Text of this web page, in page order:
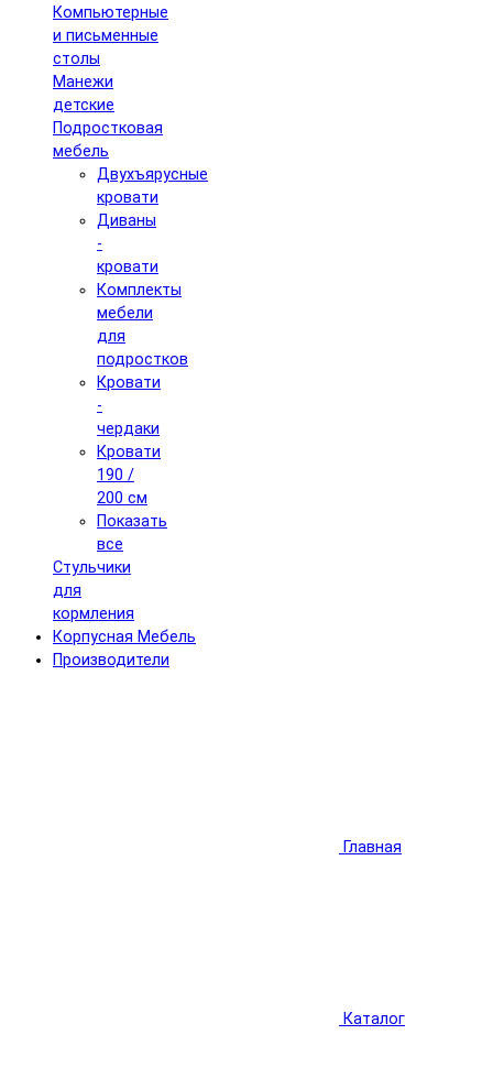
Компьютерные
и письменные
столы
Манежи
детские
Подростковая
мебель
Двухъярусные
кровати
Диваны
-
кровати
Комплекты
мебели
для
подростков
Кровати
-
чердаки
Кровати
190 /
200 см
Показать
все
Стульчики
для
кормления
Корпусная Мебель
Производители
Главная
Каталог